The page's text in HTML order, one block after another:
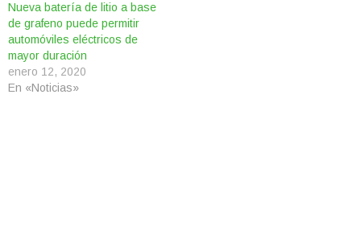
Nueva batería de litio a base
de grafeno puede permitir
automóviles eléctricos de
mayor duración
enero 12, 2020
En «Noticias»